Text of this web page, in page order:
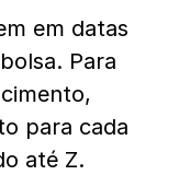
em datas
Para
para cada
até Z.